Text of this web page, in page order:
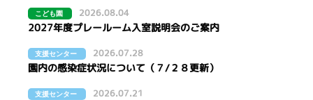
こども園 2026.08.04
2027年度プレールーム入室説明会のご案内
支援センター 2026.07.28
園内の感染症状況について（７/２８更新）
支援センター 2026.07.21